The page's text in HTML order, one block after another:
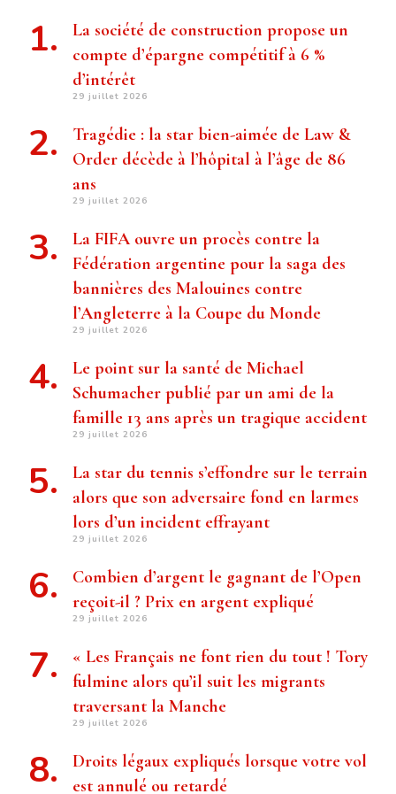
La société de construction propose un
compte d’épargne compétitif à 6 %
d’intérêt
29 juillet 2026
Tragédie : la star bien-aimée de Law &
Order décède à l’hôpital à l’âge de 86
ans
29 juillet 2026
La FIFA ouvre un procès contre la
Fédération argentine pour la saga des
bannières des Malouines contre
l’Angleterre à la Coupe du Monde
29 juillet 2026
Le point sur la santé de Michael
Schumacher publié par un ami de la
famille 13 ans après un tragique accident
29 juillet 2026
La star du tennis s’effondre sur le terrain
alors que son adversaire fond en larmes
lors d’un incident effrayant
29 juillet 2026
Combien d’argent le gagnant de l’Open
reçoit-il ? Prix ​​en argent expliqué
29 juillet 2026
« Les Français ne font rien du tout ! Tory
fulmine alors qu’il suit les migrants
traversant la Manche
29 juillet 2026
Droits légaux expliqués lorsque votre vol
est annulé ou retardé